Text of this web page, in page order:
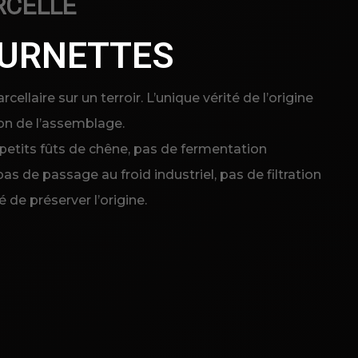
sur un terroir. L’unique vérité de l’origine
de l’assemblage.
fûts de chêne, pas de fermentation
de passage au froid industriel, pas de filtration
préserver l’origine.